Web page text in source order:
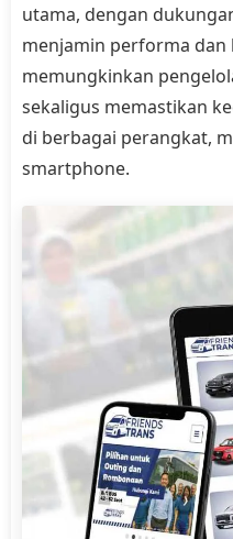
utama, dengan
menjamin performa dan
memungkinkan
sekaligus memastikan
di berbagai perangkat,
smartphone.